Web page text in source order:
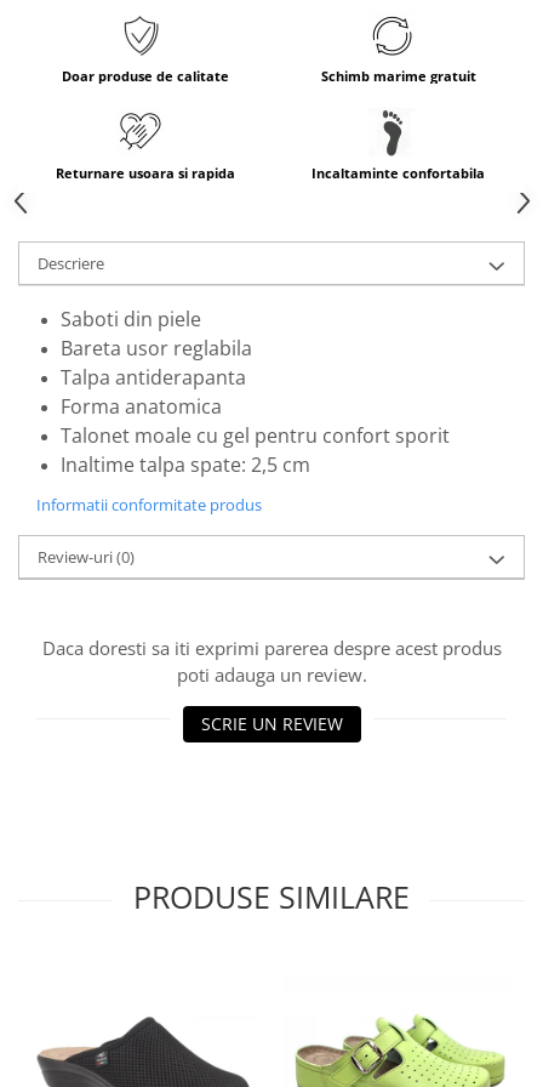
Doar produse de calitate Schimb marime gratuit
Returnare usoara si rapida Incaltaminte confortabila
Descriere
Saboti din piele
Bareta usor reglabila
Talpa antiderapanta
Forma anatomica
Talonet moale cu gel pentru confort sporit
Inaltime talpa spate: 2,5 cm
Informatii conformitate produs
Review-uri(0)
Daca doresti sa iti exprimi parerea despre acest produs
poti adauga un review.
SCRIE UN REVIEW
PRODUSE SIMILARE